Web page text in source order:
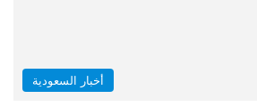
أخبار السعودية